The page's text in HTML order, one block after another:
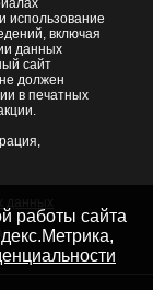
использование
включая
данных
сайт
должен
в печатных
работы сайта